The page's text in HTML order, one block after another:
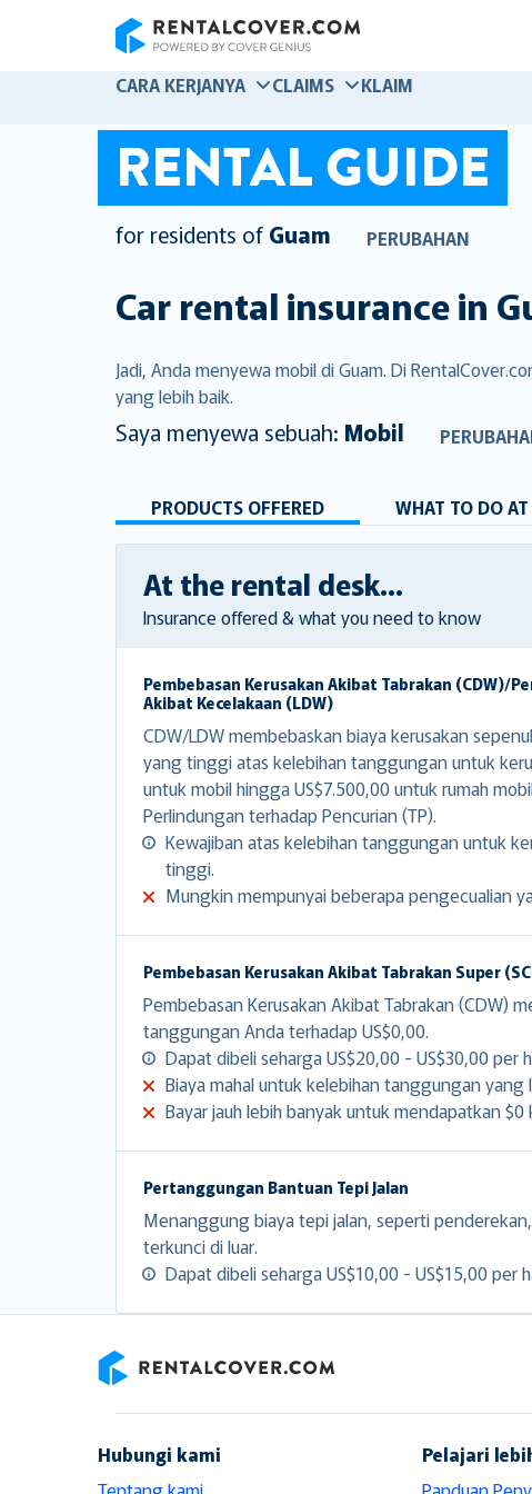
CARA KERJANYA
CLAIMS KLAIM
RENTAL GUIDE
for residents of Guam PERUBAHAN
Car rental insurance in
Jadi, Anda menyewa mobil di Guam. Di
yang lebih baik.
Saya menyewa sebuah: Mobil
PRODUCTS OFFERED WHAT TO DO
At the rental desk...
Insurance offered & what you need to know
Pembebasan Kerusakan Akibat Tabrakan (CDW)/
Akibat Kecelakaan (LDW)
CDW/LDW membebaskan biaya kerusakan
yang tinggi atas kelebihan tanggungan untuk
untuk mobil hingga US$7.500,00 untuk rumah
Perlindungan terhadap Pencurian (TP).
Kewajiban atas kelebihan tanggungan untuk
tinggi.
Mungkin mempunyai beberapa pengecualian
Pembebasan Kerusakan Akibat Tabrakan Super
Pembebasan Kerusakan Akibat Tabrakan (CDW)
tanggungan Anda terhadap US$0,00.
Dapat dibeli seharga US$20,00 - US$30,00 per
Biaya mahal untuk kelebihan tanggungan yang
Bayar jauh lebih banyak untuk mendapatkan
Pertanggungan Bantuan Tepi Jalan
Menanggung biaya tepi jalan, seperti
terkunci di luar.
Dapat dibeli seharga US$10,00 - US$15,00 per
Hubungi kami
Pelajari